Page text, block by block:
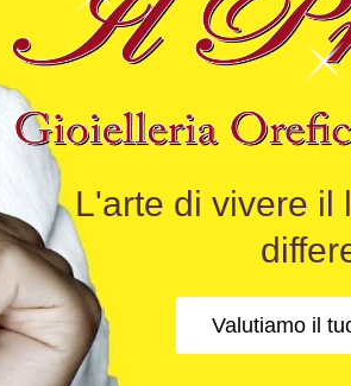
L'arte di vivere il
Valutiamo il